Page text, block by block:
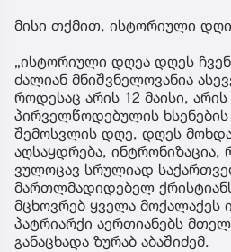
მისი თქმით, ისტორიული
„ისტორიული დღეა დღეს
ძალიან მნიშვნელოვანია
როდესაც არის 12 მაისი,
პირველწოდებულის
შემოსვლის დღე, დღეს
აღსაყდრება, ინტრონიზაცია,
ვულოცავ სრულიად
მართლმადიდებელ
მცხოვრებ ყველა მოქალაქეს
პატრიარქი აერთიანებს
განაცხადა ზურაბ აბაშიძემ.